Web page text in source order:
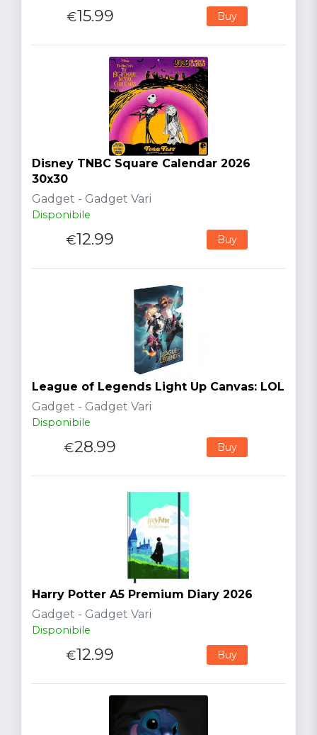
€15.99 Buy
Disney TNBC Square Calendar 2026
30x30
Gadget - Gadget Vari
Disponibile
€12.99 Buy
League of Legends Light Up Canvas: LOL
Gadget - Gadget Vari
Disponibile
€28.99 Buy
Harry Potter A5 Premium Diary 2026
Gadget - Gadget Vari
Disponibile
€12.99 Buy